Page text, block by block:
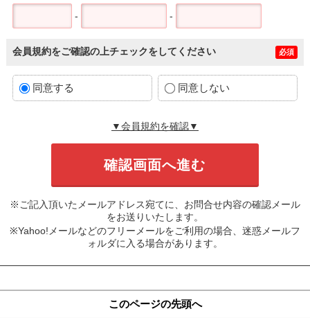
- -
会員規約をご確認の上チェックをしてください 必須
同意する 同意しない
▼会員規約を確認▼
※ご記入頂いたメールアドレス宛てに、お問合せ内容の確認メール
をお送りいたします。
※Yahoo!メールなどのフリーメールをご利用の場合、迷惑メールフ
ォルダに入る場合があります。
このページの先頭へ